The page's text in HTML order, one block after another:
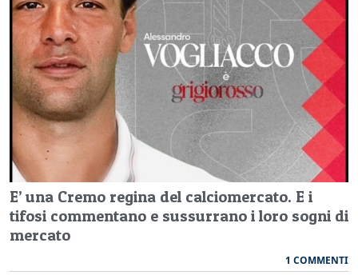
E’ una Cremo regina del calciomercato. E i
tifosi commentano e sussurrano i loro sogni di
mercato
1 COMMENTI